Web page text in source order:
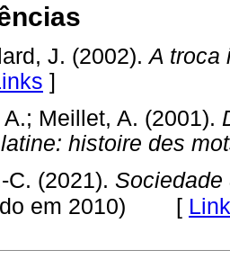
J. (2002).A troca
]
A.; Meillet, A. (2001).
histoire des
C. (2021). Sociedade
em 2010) [